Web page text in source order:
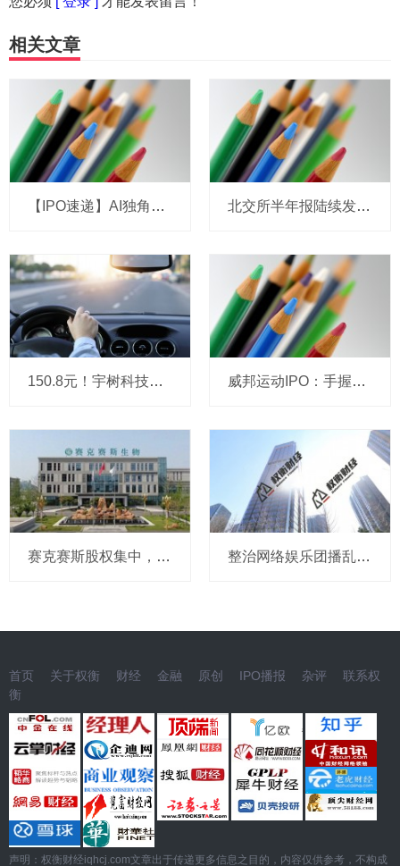
相关文章
【IPO速递】AI独角兽演语科技拟冲刺港股：成立三年，ARR剑指7亿美元 北交所半年报陆续发布 高景气赛道企业业绩亮眼
150.8元！宇树科技，IPO发行价定了 威邦运动IPO：手握8亿现金仍募资补流，实控人家族持股超99%
赛克赛斯股权集中，前番冲刺曾受警示，经销为主营收波动 整治网络娱乐团播乱象 中央网信办处置1840余个违规账号
首页 关于权衡 财经 金融 原创 IPO播报 杂评
联系权
衡
声明：权衡财经iqhcj.com文章出于传递更多信息之目的，内容仅供参考，不构成